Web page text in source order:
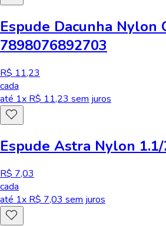
Espude Dacunha Nylon
7898076892703
R$ 11,23
cada
até 1x R$ 11,23 sem juros
Espude Astra Nylon
R$ 7,03
cada
até 1x R$ 7,03 sem juros